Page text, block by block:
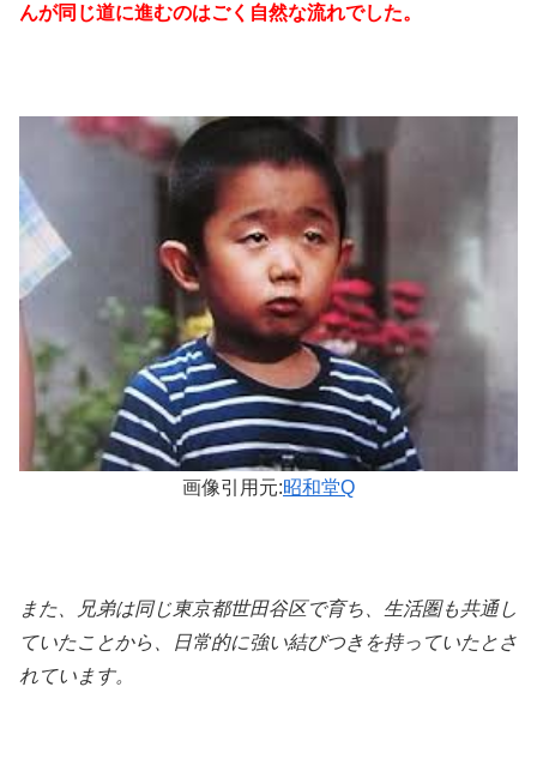
んが同じ道に進むのはごく自然な流れでした。
画像引用元:昭和堂Q
また、兄弟は同じ東京都世田谷区で育ち、生活圏も共通し
ていたことから、日常的に強い結びつきを持っていたとさ
れています。